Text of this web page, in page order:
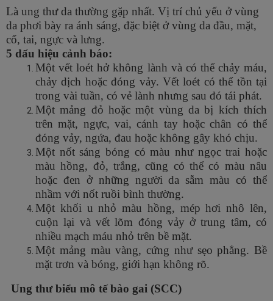
Là ung thư da thường gặp nhất. Vị trí chủ yếu ở vùng
da phơi bày ra ánh sáng, đặc biệt ở vùng da đầu, mặt,
cổ, tai, ngực và lưng.
5 dấu hiệu cảnh báo:
Một vết loét hở không lành và có thể chảy máu,
chảy dịch hoặc đóng vảy. Vết loét có thể tồn tại
trong vài tuần, có vẻ lành nhưng sau đó tái phát.
Một mảng đỏ hoặc một vùng da bị kích thích
trên mặt, ngực, vai, cánh tay hoặc chân có thể
đóng vảy, ngứa, đau hoặc không gây khó chịu.
Một nốt sáng bóng có màu như ngọc trai hoặc
màu hồng, đỏ, trắng, cũng có thể có màu nâu
hoặc đen ở những người da sẫm màu có thể
nhầm với nốt ruồi bình thường.
Một khối u nhỏ màu hồng, mép hơi nhô lên,
cuộn lại và vết lõm đóng vảy ở trung tâm, có
nhiều mạch máu nhỏ trên bề mặt.
Một mảng màu vàng, cứng như sẹo phẳng. Bề
mặt trơn và bóng, giới hạn không rõ.
Ung thư biểu mô tế bào gai (SCC)